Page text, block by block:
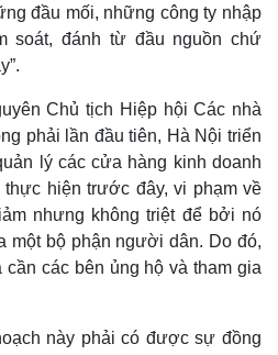
đầu mối, những công ty nhập
soát, đánh từ đầu nguồn chứ
Chủ tịch Hiệp hội Các nhà
phải lần đầu tiên, Hà Nội triển
lý các cửa hàng kinh doanh
hiện trước đây, vi phạm về
nhưng không triệt để bởi nó
một bộ phận người dân. Do đó,
các bên ủng hộ và tham gia
này phải có được sự đồng